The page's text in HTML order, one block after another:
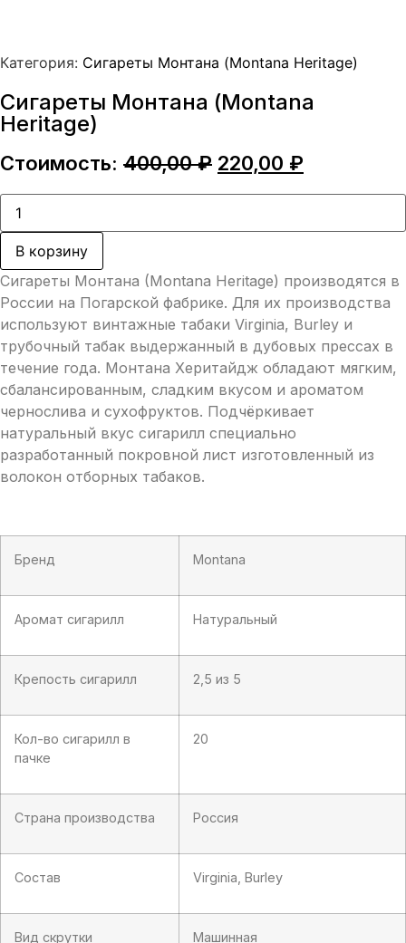
Категория: Сигареты Монтана (Montana Heritage)
Сигареты Монтана (Montana
Heritage)
Стоимость: 400,00₽ Первоначальная
составляла
220,00 ₽
220,00 ₽.
Количество
товара
Сигареты
Монтана
(Montana
Heritage)
В корзину
Сигареты Монтана (Montana Heritage) производятся в
России на Погарской фабрике. Для их производства
используют винтажные табаки Virginia, Burley и
трубочный табак выдержанный в дубовых прессах в
течение года. Монтана Херитайдж обладают мягким,
сбалансированным, сладким вкусом и ароматом
чернослива и сухофруктов. Подчёркивает
натуральный вкус сигарилл специально
разработанный покровной лист изготовленный из
волокон отборных табаков.
Бренд Montana
Аромат сигарилл Натуральный
Крепость сигарилл 2,5 из 5
Кол-во сигарилл в
пачке
20
Страна производства Россия
Состав Virginia, Burley
Вид скрутки Машинная